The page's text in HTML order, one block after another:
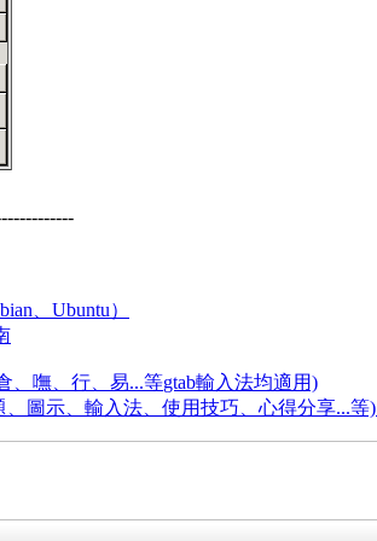
、Ubuntu）
、嘸、行、易...等gtab輸入法均適用)
圖示、輸入法、使用技巧、心得分享...等)